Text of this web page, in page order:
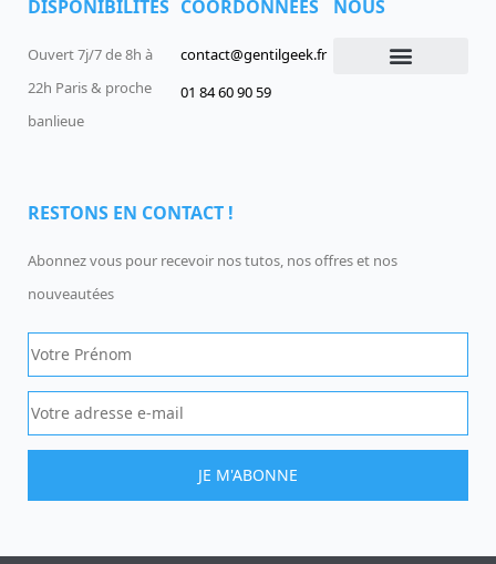
DISPONIBILITÉS
Ouvert 7j/7 de 8h à
22h Paris & proche
banlieue
COORDONNÉES
contact@gentilgeek.fr
01 84 60 90 59
NOUS
RESTONS EN CONTACT !
Abonnez vous pour recevoir nos tutos, nos offres et nos
nouveautées
JE M'ABONNE